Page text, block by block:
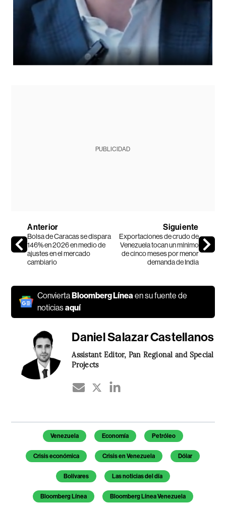
PUBLICIDAD
Anterior
Bolsa de Caracas se dispara
146% en 2026 en medio de
ajustes en el mercado
cambiario
Siguiente
Exportaciones de crudo de
Venezuela tocan un mínimo
de cinco meses por menor
demanda de India
ConviertaBloomberg Línea en su fuente de
noticiasaquí
Daniel Salazar Castellanos
Assistant Editor, Pan Regional and Special
Projects
Temas de este artículo
Venezuela Economía Petróleo
Crisis económica Crisis en Venezuela Dólar
Bolívares Las noticias del día
Bloomberg Línea Bloomberg Línea Venezuela